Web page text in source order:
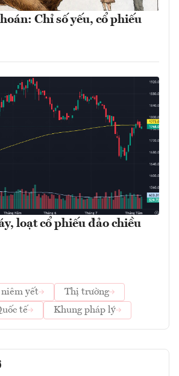
Chỉ số yếu, cổ phiếu
loạt cổ phiếu đảo chiều
yết
Thị trường
tế Khung pháp lý